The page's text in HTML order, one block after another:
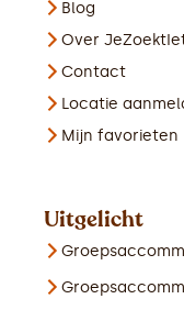
Blog
Over
Contact
Locatie
Mijn favorieten
Uitgelicht